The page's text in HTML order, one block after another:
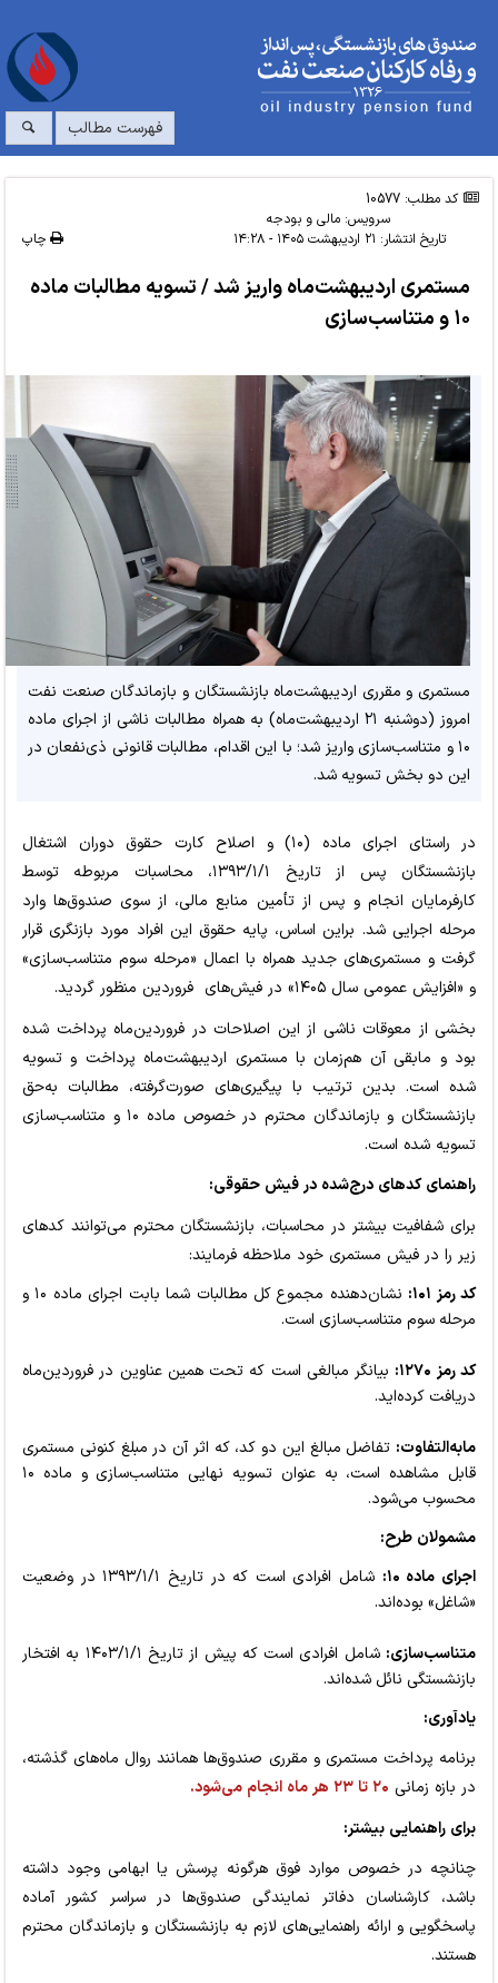
فهرست مطالب
کد مطلب: 10577
سرویس:مالی و بودجه
تاریخ انتشار: ۲۱ اردیبهشت ۱۴۰۵ - ۱۴:۲۸ چاپ
مستمری اردیبهشت‌ماه واریز شد / تسویه مطالبات ماده
۱۰ و متناسب‌سازی
مستمری و مقرری اردیبهشت‌ماه بازنشستگان و بازماندگان صنعت نفت
امروز (دوشنبه ۲۱ اردیبهشت‌ماه) به همراه مطالبات ناشی از اجرای ماده
۱۰ و متناسب‌سازی واریز شد؛ با این اقدام، مطالبات قانونی ذی‌نفعان در
این دو بخش تسویه شد.
در راستای اجرای ماده (۱۰) و اصلاح کارت حقوق دوران اشتغال
بازنشستگان پس از تاریخ ۱۳۹۳/۱/۱، محاسبات مربوطه توسط
کارفرمایان انجام و پس از تأمین منابع مالی، از سوی صندوق‌ها وارد
مرحله اجرایی شد. براین اساس، پایه حقوق این افراد مورد بازنگری قرار
گرفت و مستمری‌های جدید همراه با اعمال «مرحله سوم متناسب‌سازی»
و «افزایش عمومی سال ۱۴۰۵» در فیش‌های فروردین منظور گردید.
بخشی از معوقات ناشی از این اصلاحات در فروردین‌ماه پرداخت شده
بود و مابقی آن هم‌زمان با مستمری اردیبهشت‌ماه پرداخت و تسویه
شده است. بدین ترتیب با پیگیری‌های صورت‌گرفته، مطالبات به‌حق
بازنشستگان و بازماندگان محترم در خصوص ماده ۱۰ و متناسب‌سازی
تسویه شده است.
راهنمای کدهای درج‌شده در فیش حقوقی:
برای شفافیت بیشتر در محاسبات، بازنشستگان محترم می‌توانند کدهای
زیر را در فیش مستمری خود ملاحظه فرمایند:
کد رمز ۱۰۱:
نشان‌دهنده مجموع کل مطالبات شما بابت اجرای ماده ۱۰ و
مرحله سوم متناسب‌سازی است.
کد رمز ۱۲۷۰:
بیانگر مبالغی است که تحت همین عناوین در فروردین‌ماه
دریافت کرده‌اید.
مابه‌التفاوت: تفاضل مبالغ این دو کد، که اثر آن در مبلغ کنونی مستمری
قابل مشاهده است، به عنوان تسویه نهایی متناسب‌سازی و ماده ۱۰
محسوب می‌شود.
مشمولان طرح:
اجرای ماده ۱۰:
شامل افرادی است که در تاریخ ۱۳۹۳/۱/۱ در وضعیت
«شاغل» بوده‌اند.
متناسب‌سازی:
شامل افرادی است که پیش از تاریخ ۱۴۰۳/۱/۱ به افتخار
بازنشستگی نائل شده‌اند.
یادآوری:
برنامه پرداخت مستمری و مقرری صندوق‌ها همانند روال ماه‌های گذشته،
در بازه زمانی ۲۰ تا ۲۳ هر ماه انجام می‌شود.
برای راهنمایی بیشتر:
چنانچه در خصوص موارد فوق هرگونه پرسش یا ابهامی وجود داشته
باشد، کارشناسان دفاتر نمایندگی صندوق‌ها در سراسر کشور آماده
پاسخگویی و ارائه راهنمایی‌های لازم به بازنشستگان و بازماندگان محترم
هستند.